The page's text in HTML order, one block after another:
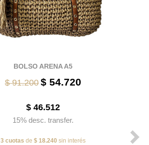
BOLSO ARENA A5
$ 91.200 $ 54.720
$ 46.512
15% desc. transfer.
3 cuotas de $ 18.240 sin interés